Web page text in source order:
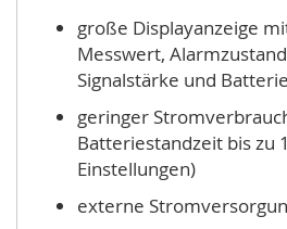
große Displayanzeige
Messwert,
Signalstärke und
geringer
Batteriestandzeit bis zu
Einstellungen)
externe